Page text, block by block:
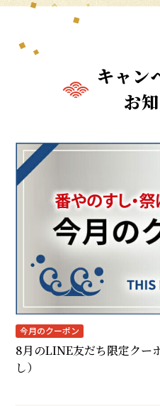
キャン
お
今月のクーポン
8月のLINE友だち限定クー
し）